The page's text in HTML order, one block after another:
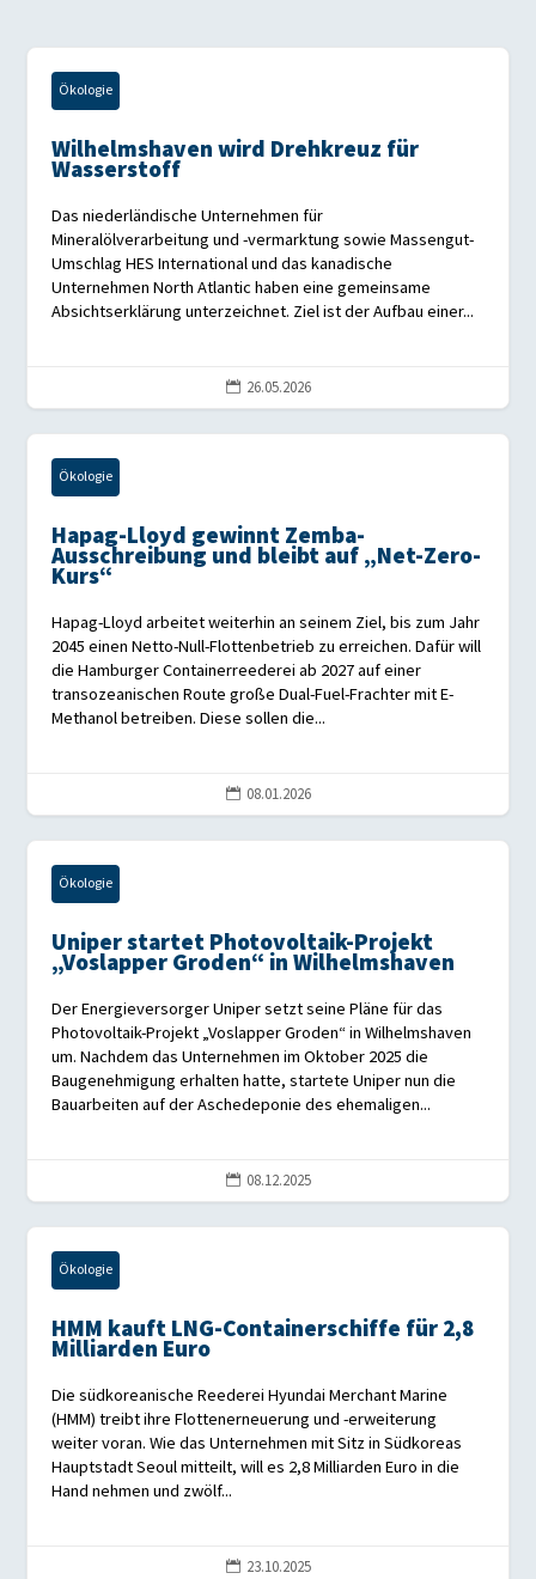
Ökologie
Wilhelmshaven wird Drehkreuz für
Wasserstoff
Das niederländische Unternehmen für
Mineralölverarbeitung und -vermarktung sowie Massengut-
Umschlag HES International und das kanadische
Unternehmen North Atlantic haben eine gemeinsame
Absichtserklärung unterzeichnet. Ziel ist der Aufbau einer...
 26.05.2026
Ökologie
Hapag-Lloyd gewinnt Zemba-
Ausschreibung und bleibt auf „Net-Zero-
Kurs“
Hapag-Lloyd arbeitet weiterhin an seinem Ziel, bis zum Jahr
2045 einen Netto-Null-Flottenbetrieb zu erreichen. Dafür will
die Hamburger Containerreederei ab 2027 auf einer
transozeanischen Route große Dual-Fuel-Frachter mit E-
Methanol betreiben. Diese sollen die...
 08.01.2026
Ökologie
Uniper startet Photovoltaik-Projekt
„Voslapper Groden“ in Wilhelmshaven
Der Energieversorger Uniper setzt seine Pläne für das
Photovoltaik-Projekt „Voslapper Groden“ in Wilhelmshaven
um. Nachdem das Unternehmen im Oktober 2025 die
Baugenehmigung erhalten hatte, startete Uniper nun die
Bauarbeiten auf der Aschedeponie des ehemaligen...
 08.12.2025
Ökologie
HMM kauft LNG-Containerschiffe für 2,8
Milliarden Euro
Die südkoreanische Reederei Hyundai Merchant Marine
(HMM) treibt ihre Flottenerneuerung und -erweiterung
weiter voran. Wie das Unternehmen mit Sitz in Südkoreas
Hauptstadt Seoul mitteilt, will es 2,8 Milliarden Euro in die
Hand nehmen und zwölf...
 23.10.2025